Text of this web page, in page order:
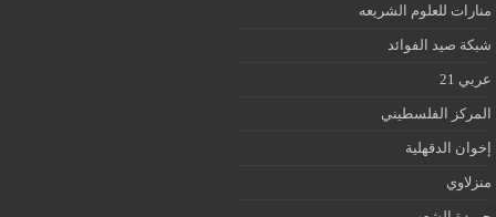
منارات للعلوم الشريعه
شبكة صيد الفوائد
عربي 21
المركز الفلسطيني
إخوان الدقهلية
منزلاوي